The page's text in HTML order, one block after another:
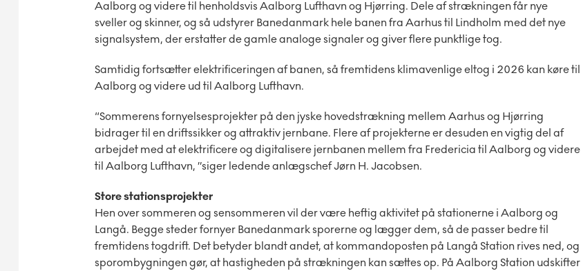
Aalborg og videre til henholdsvis Aalborg Lufthavn og Hjørring. Dele af strækningen får nye
sveller og skinner, og så udstyrer Banedanmark hele banen fra Aarhus til Lindholm med det nye
signalsystem, der erstatter de gamle analoge signaler og giver flere punktlige tog.
Samtidig fortsætter elektrificeringen af banen, så fremtidens klimavenlige eltog i 2026 kan køre til
Aalborg og videre ud til Aalborg Lufthavn.
“Sommerens fornyelsesprojekter på den jyske hovedstrækning mellem Aarhus og Hjørring
bidrager til en driftssikker og attraktiv jernbane. Flere af projekterne er desuden en vigtig del af
arbejdet med at elektrificere og digitalisere jernbanen mellem fra Fredericia til Aalborg og videre
til Aalborg Lufthavn, ”siger ledende anlægschef Jørn H. Jacobsen.
Store stationsprojekter
Hen over sommeren og sensommeren vil der være heftig aktivitet på stationerne i Aalborg og
Langå. Begge steder fornyer Banedanmark sporerne og lægger dem, så de passer bedre til
fremtidens togdrift. Det betyder blandt andet, at kommandoposten på Langå Station rives ned, og
sporombygningen gør, at hastigheden på strækningen kan sættes op. På Aalborg Station udskifter